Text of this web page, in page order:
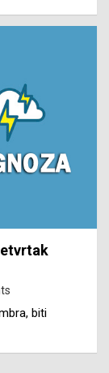
biti